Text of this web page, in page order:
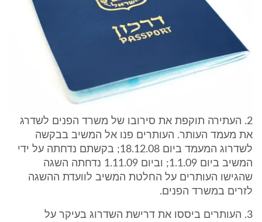
2. העתירה תוקפת את סירובו של משרד הפנים לשדרג
את מעמד העותר. העותרים פנו אל המשיב בבקשה
לשדרוג המעמד ביום 18.12.08; בקשתם נדחתה על ידי
המשיב ביום 1.1.09; וביום 1.11.09 נדחתה השגה
שהגישו העותרים על החלטת המשיב לוועדת ההשגה
לזרים במשרד הפנים.
3. העותרים ביססו את דרישת השדרוג בעיקר על